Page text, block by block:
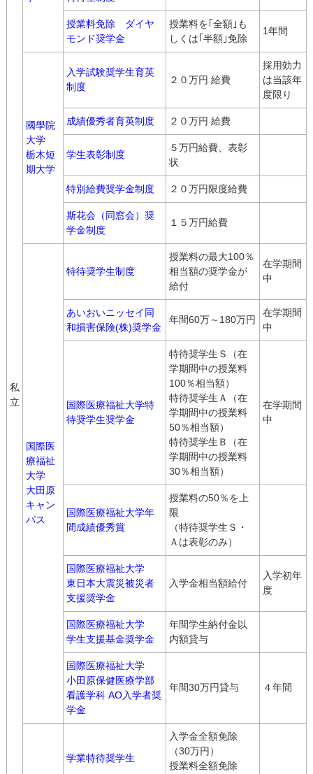
私
立
授業料免除 ダイヤ
モンド奨学金
授業料を｢全額｣も
しくは｢半額｣免除
1年間
國學院
大学
栃木短
期大学
入学試験奨学生育英
制度
２０万円 給費
採用効力
は当該年
度限り
成績優秀者育英制度 ２０万円 給費
学生表彰制度
５万円給費、表彰
状
特別給費奨学金制度 ２０万円限度給費
斯花会（同窓会）奨
学金制度
１５万円給費
国際医
療福祉
大学
大田原
キャン
パス
特待奨学生制度
授業料の最大100％
相当額の奨学金が
給付
在学期間
中
あいおいニッセイ同
和損害保険(株)奨学金
年間60万～180万円
在学期間
中
国際医療福祉大学特
待奨学生奨学金
特待奨学生Ｓ（在
学期間中の授業料
100％相当額）
特待奨学生Ａ（在
学期間中の授業料
50％相当額）
特待奨学生Ｂ（在
学期間中の授業料
30％相当額）
在学期間
中
国際医療福祉大学年
間成績優秀賞
授業料の50％を上
限
（特待奨学生Ｓ・
Ａは表彰のみ）
国際医療福祉大学
東日本大震災被災者
支援奨学金
入学金相当額給付
入学初年
度
国際医療福祉大学
学生支援基金奨学金
年間学生納付金以
内額貸与
国際医療福祉大学
小田原保健医療学部
看護学科 AO入学者奨
学金
年間30万円貸与 ４年間
学業特待奨学生
入学金全額免除
（30万円）
授業料全額免除